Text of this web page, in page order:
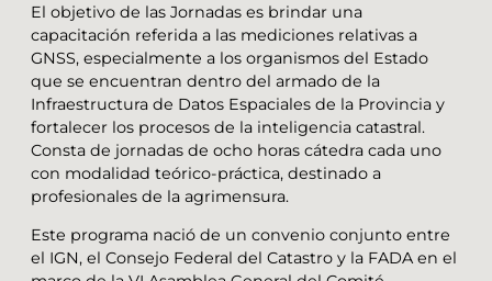
El objetivo de las Jornadas es brindar una
capacitación referida a las mediciones relativas a
GNSS, especialmente a los organismos del Estado
que se encuentran dentro del armado de la
Infraestructura de Datos Espaciales de la Provincia y
fortalecer los procesos de la inteligencia catastral.
Consta de jornadas de ocho horas cátedra cada uno
con modalidad teórico-práctica, destinado a
profesionales de la agrimensura.
Este programa nació de un convenio conjunto entre
el IGN, el Consejo Federal del Catastro y la FADA en el